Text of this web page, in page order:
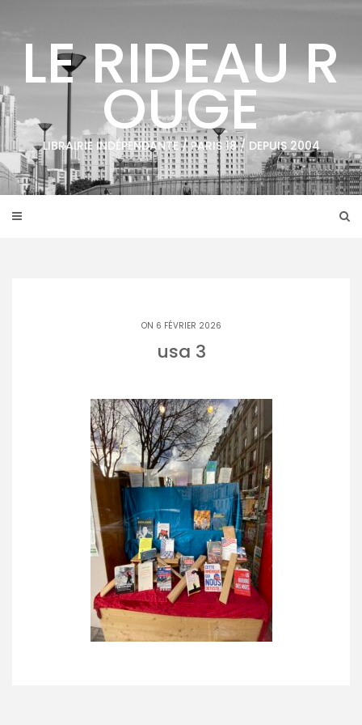
contentLE RIDEAU R
OUGE
LIBRAIRIE INDÉPENDANTE / PARIS 18 / DEPUIS 2004
ON 6 FÉVRIER 2026
usa 3